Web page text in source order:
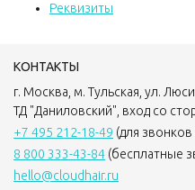
Реквизиты
КОНТАКТЫ
г. Москва, м. Тульская, ул.
ТД "Даниловский", вход со
+7 495 212-18-49 (для
8 800 333-43-84 (бесплатные
hello@cloudhair.ru